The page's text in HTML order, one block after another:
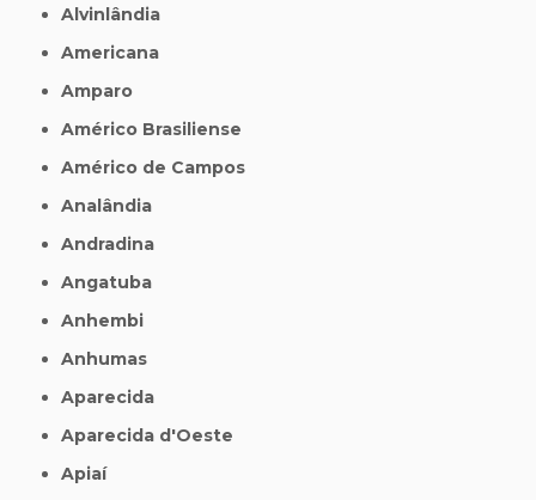
Alvinlândia
Americana
Amparo
Américo Brasiliense
Américo de Campos
Analândia
Andradina
Angatuba
Anhembi
Anhumas
Aparecida
Aparecida d'Oeste
Apiaí